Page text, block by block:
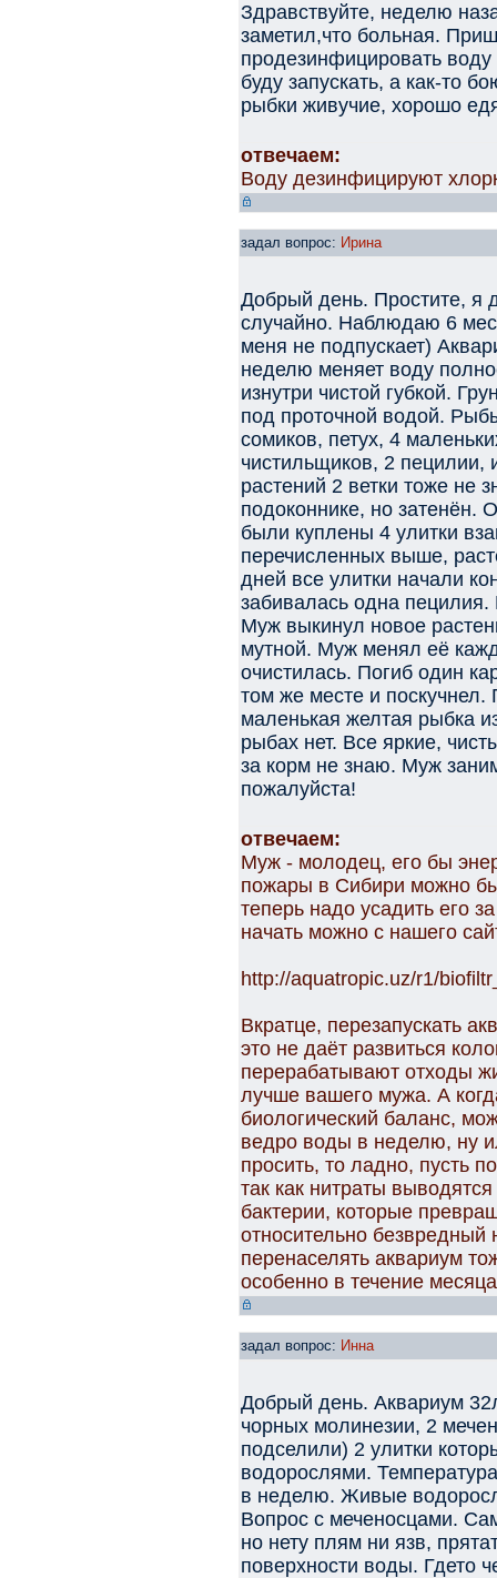
Здравствуйте, неделю
заметил,что больная.
продезинфицировать
буду запускать, а как-то
рыбки живучие, хорошо
отвечаем:
Воду дезинфицируют
задал вопрос: Ирина
Добрый день. Простите, я
случайно. Наблюдаю 6
меня не подпускает)
неделю меняет воду
изнутри чистой губкой.
под проточной водой.
сомиков, петух, 4
чистильщиков, 2 пецилии,
растений 2 ветки тоже не
подоконнике, но затенён.
были куплены 4 улитки
перечисленных выше,
дней все улитки начали
забивалась одна
Муж выкинул новое
мутной. Муж менял её
очистилась. Погиб один
том же месте и
маленькая желтая рыбка
рыбах нет. Все яркие,
за корм не знаю. Муж
пожалуйста!
отвечаем:
Муж - молодец, его бы
пожары в Сибири можно
теперь надо усадить его
начать можно с нашего
http://aquatropic.uz/r1/
Вкратце, перезапускать
это не даёт развиться
перерабатывают отходы
лучше вашего мужа. А
биологический баланс,
ведро воды в неделю, ну
просить, то ладно, пусть
так как нитраты
бактерии, которые
относительно безвредный
перенаселять аквариум
особенно в течение
задал вопрос: Инна
Добрый день. Аквариум
чорных молинезии, 2
подселили) 2 улитки
водорослями.
в неделю. Живые
Вопрос с меченосцами.
но нету плям ни язв,
поверхности воды. Гдето